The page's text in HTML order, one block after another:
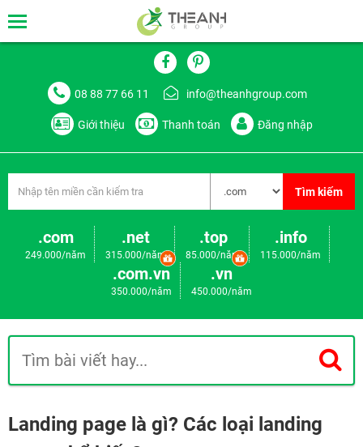
08 88 77 66 11 info@theanhgroup.com
Giới thiệu Thanh toán Đăng nhập
Tìm kiếm
.com
249.000/năm
.net
315.000/năm
.top
85.000/năm
.info
115.000/năm
.com.vn
350.000/năm
.vn
450.000/năm
Landing page là gì? Các loại landing